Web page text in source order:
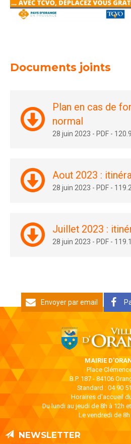
Documents joints
Plan en cas de
normal
28 juin 2023 -PDF -
Aout 2023 :
28 juin 2023 - PDF -
Juillet 2023 :
28 juin 2023 - PDF -
Envoyer par email
MAIRIE
Place
B.P. 187 - 84106
Standard : 04 90
Horaires d'accueil
Du lundi au jeudi de 8h à 12h
Le vendredi de 8h
NEWSLETTER